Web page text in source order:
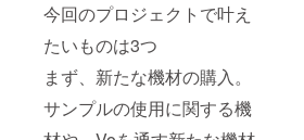
今回のプロジェクトで叶え
たいものは3つ
まず、新たな機材の購入。
サンプルの使用に関する機